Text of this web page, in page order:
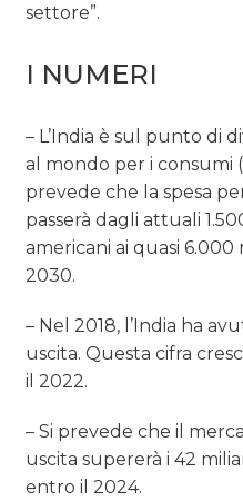
settore”.
I NUMERI
– L’India è sul punto di
al mondo per i consumi
prevede che la spesa
passerà dagli attuali
americani ai quasi
2030.
– Nel 2018, l’India ha
uscita. Questa cifra
il 2022.
– Si prevede che il
uscita supererà i 42
entro il 2024.